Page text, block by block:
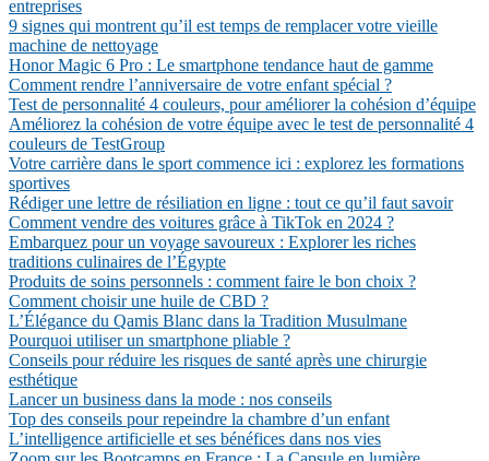
entreprises
9 signes qui montrent qu’il est temps de remplacer votre vieille
machine de nettoyage
Honor Magic 6 Pro : Le smartphone tendance haut de gamme
Comment rendre l’anniversaire de votre enfant spécial ?
Test de personnalité 4 couleurs, pour améliorer la cohésion d’équipe
Améliorez la cohésion de votre équipe avec le test de personnalité 4
couleurs de TestGroup
Votre carrière dans le sport commence ici : explorez les formations
sportives
Rédiger une lettre de résiliation en ligne : tout ce qu’il faut savoir
Comment vendre des voitures grâce à TikTok en 2024 ?
Embarquez pour un voyage savoureux : Explorer les riches
traditions culinaires de l’Égypte
Produits de soins personnels : comment faire le bon choix ?
Comment choisir une huile de CBD ?
L’Élégance du Qamis Blanc dans la Tradition Musulmane
Pourquoi utiliser un smartphone pliable ?
Conseils pour réduire les risques de santé après une chirurgie
esthétique
Lancer un business dans la mode : nos conseils
Top des conseils pour repeindre la chambre d’un enfant
L’intelligence artificielle et ses bénéfices dans nos vies